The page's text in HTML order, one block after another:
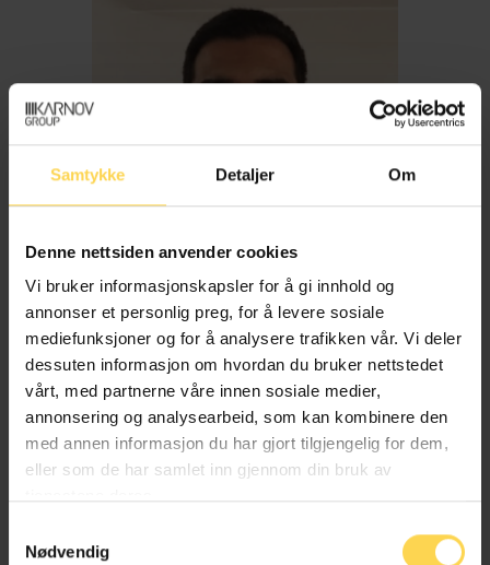
Samtykke Detaljer Om
Denne nettsiden anvender cookies
Vi bruker informasjonskapsler for å gi innhold og
annonser et personlig preg, for å levere sosiale
mediefunksjoner og for å analysere trafikken vår. Vi deler
dessuten informasjon om hvordan du bruker nettstedet
vårt, med partnerne våre innen sosiale medier,
annonsering og analysearbeid, som kan kombinere den
med annen informasjon du har gjort tilgjengelig for dem,
eller som de har samlet inn gjennom din bruk av
Nødvendig
Imran Haider
Trygderett og pensjonsrett